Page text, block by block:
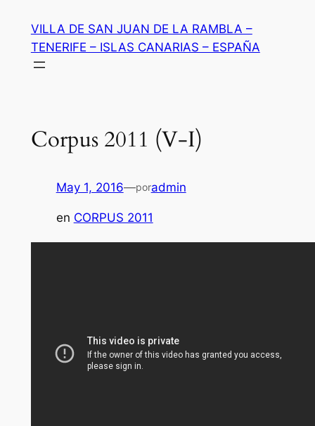
contenido
VILLA DE SAN JUAN DE LA RAMBLA –
TENERIFE – ISLAS CANARIAS – ESPAÑA
Corpus 2011 (V-I)
May 1, 2016—poradmin
en CORPUS 2011